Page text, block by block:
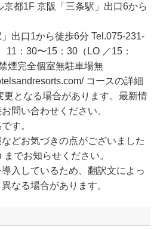
京都1F 京阪「三条駅」出口6から
出口1から徒歩6分 Tel.075-231-
11：30〜15：30（LO ／15：
煙完全個室無駐車場無
コースの詳細
となる場合があります。最新情
問い合わせください。
す。
どお気づきの点がございました
でお知らせください。
入しているため、翻訳文によっ
なる場合があります。